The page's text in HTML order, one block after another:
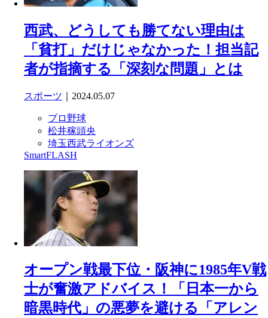
西武、どうしても勝てない理由は
「貧打」だけじゃなかった！担当記
者が指摘する「深刻な問題」とは
スポーツ ｜2024.05.07
プロ野球
松井稼頭央
埼玉西武ライオンズ
SmartFLASH
オープン戦最下位・阪神に1985年V戦
士が奮激アドバイス！「日本一から
暗黒時代」の悪夢を避ける「アレン